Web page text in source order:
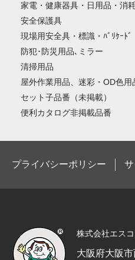
家電・健康器具・日用品・消
安全保護具
現場用安全具・標識・ﾊﾞﾘｹｰﾄﾞ
防犯･防災用品､ミラー
清掃用品
屋外作業用品、迷彩・OD色用
セット子品番（未掲載）
便利カタログ非掲載品番
プライバシーポリシー
株式会社エスコ
大阪府大阪